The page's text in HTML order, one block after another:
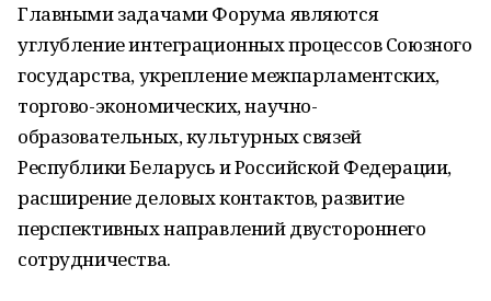
Главными задачами Форума являются
углубление интеграционных процессов Союзного
государства, укрепление межпарламентских,
торгово-экономических, научно-
образовательных, культурных связей
Республики Беларусь и Российской Федерации,
расширение деловых контактов, развитие
перспективных направлений двустороннего
сотрудничества.